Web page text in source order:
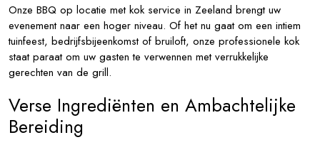
Onze BBQ op locatie met kok service in Zeeland brengt uw
evenement naar een hoger niveau. Of het nu gaat om een intiem
tuinfeest, bedrijfsbijeenkomst of bruiloft, onze professionele kok
staat paraat om uw gasten te verwennen met verrukkelijke
gerechten van de grill.
Verse Ingrediënten en Ambachtelijke
Bereiding